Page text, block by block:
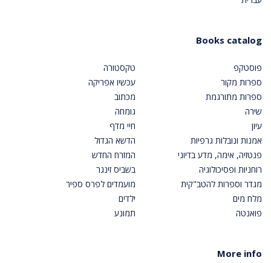
Books catalog
פוסטקפ
ספרות מקור
ספרות מתורגמת
שירה
עיון
אמנות ונובלות גרפיות
פנטזיה, אימה, מדע בדיוני
רוחניות ופסיכולוגיה
מגדר וספרות להטב"קית
מלח מים
פואנטה
טקסטורה
עכשיו אפריקה
מכתוב
גומחה
חיי מדף
הדשא הגדול
המזרח החדש
בשביס זינגר
מועמדים לפרס ספיר
ילדים
תמונע
More info